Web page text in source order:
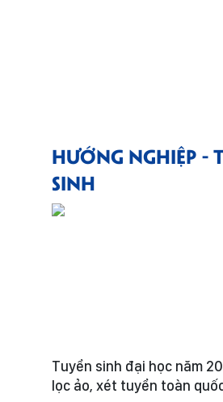
HƯỚNG NGHIỆP -
SINH
Tuyển sinh đại học năm
lọc ảo, xét tuyển toàn